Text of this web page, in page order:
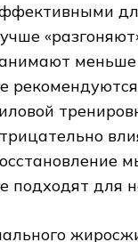
подходят для